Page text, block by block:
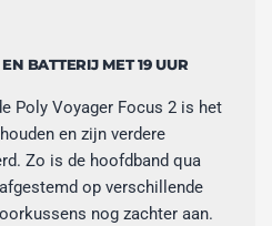
BATTERIJ MET 19 UUR
Poly Voyager Focus 2 is het
en zijn verdere
Zo is de hoofdband qua
op verschillende
nog zachter aan.